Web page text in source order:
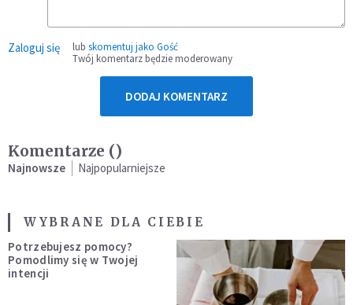
Zaloguj się lub skomentuj jako Gość
Twój komentarz będzie moderowany
DODAJ KOMENTARZ
Komentarze ()
Najnowsze Najpopularniejsze
WYBRANE DLA CIEBIE
Potrzebujesz pomocy?
Pomodlimy się w Twojej
intencji